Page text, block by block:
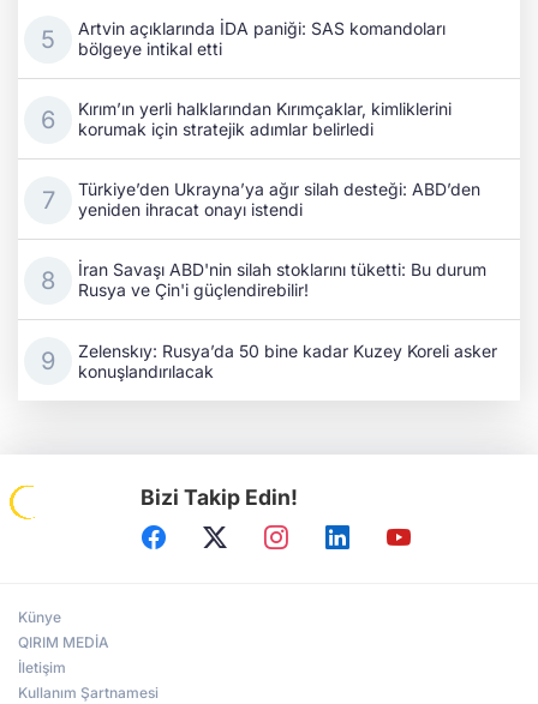
Artvin açıklarında İDA paniği: SAS komandoları
bölgeye intikal etti
Kırım’ın yerli halklarından Kırımçaklar, kimliklerini
korumak için stratejik adımlar belirledi
Türkiye’den Ukrayna’ya ağır silah desteği: ABD’den
yeniden ihracat onayı istendi
İran Savaşı ABD'nin silah stoklarını tüketti: Bu durum
Rusya ve Çin'i güçlendirebilir!
Zelenskıy: Rusya’da 50 bine kadar Kuzey Koreli asker
konuşlandırılacak
Bizi Takip Edin!
Künye
QIRIM MEDİA
İletişim
Kullanım Şartnamesi